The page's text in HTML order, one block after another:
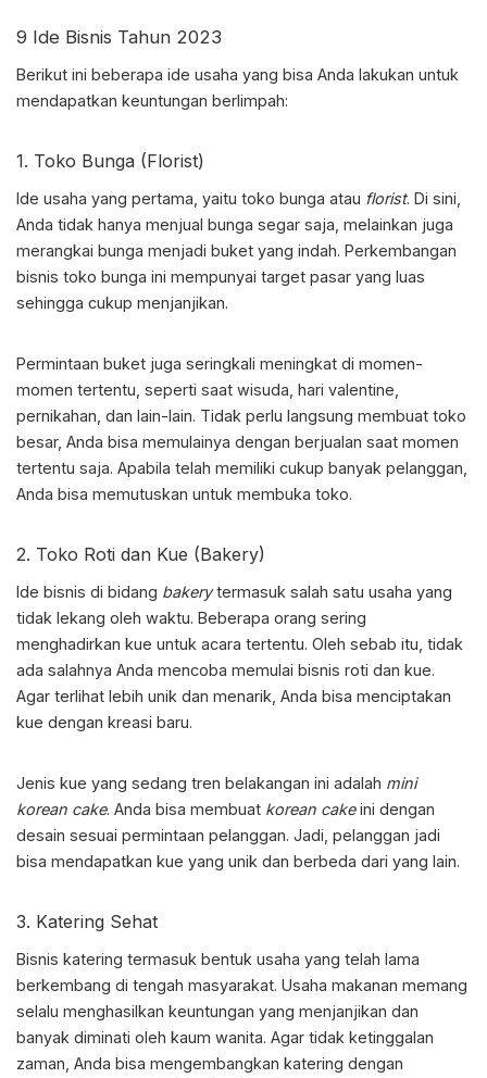
9 Ide Bisnis Tahun 2023
Berikut ini beberapa ide usaha yang bisa Anda lakukan untuk
mendapatkan keuntungan berlimpah:
1. Toko Bunga (Florist)
Ide usaha yang pertama, yaitu toko bunga atau florist. Di sini,
Anda tidak hanya menjual bunga segar saja, melainkan juga
merangkai bunga menjadi buket yang indah. Perkembangan
bisnis toko bunga ini mempunyai target pasar yang luas
sehingga cukup menjanjikan.
Permintaan buket juga seringkali meningkat di momen-
momen tertentu, seperti saat wisuda, hari valentine,
pernikahan, dan lain-lain. Tidak perlu langsung membuat toko
besar, Anda bisa memulainya dengan berjualan saat momen
tertentu saja. Apabila telah memiliki cukup banyak pelanggan,
Anda bisa memutuskan untuk membuka toko.
2. Toko Roti dan Kue (Bakery)
Ide bisnis di bidang bakerytermasuk salah satu usaha yang
tidak lekang oleh waktu. Beberapa orang sering
menghadirkan kue untuk acara tertentu. Oleh sebab itu, tidak
ada salahnya Anda mencoba memulai bisnis roti dan kue.
Agar terlihat lebih unik dan menarik, Anda bisa menciptakan
kue dengan kreasi baru.
Jenis kue yang sedang tren belakangan ini adalah mini
korean cake. Anda bisa membuat korean cakeini dengan
desain sesuai permintaan pelanggan. Jadi, pelanggan jadi
bisa mendapatkan kue yang unik dan berbeda dari yang lain.
3. Katering Sehat
Bisnis katering termasuk bentuk usaha yang telah lama
berkembang di tengah masyarakat. Usaha makanan memang
selalu menghasilkan keuntungan yang menjanjikan dan
banyak diminati oleh kaum wanita. Agar tidak ketinggalan
zaman, Anda bisa mengembangkan katering dengan